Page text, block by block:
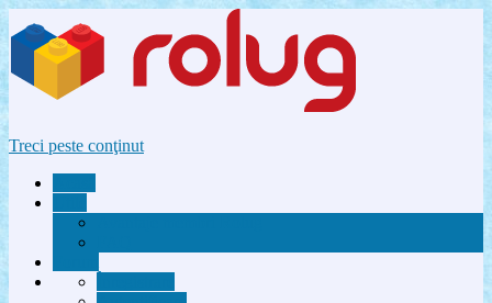
Treci peste conţinut